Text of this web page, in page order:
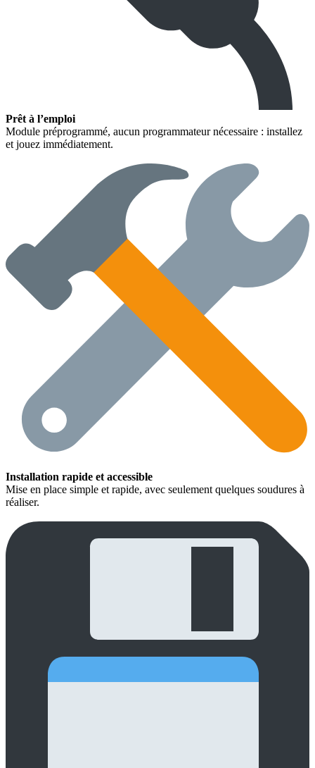
Prêt à l’emploi
Module préprogrammé, aucun programmateur nécessaire : installez
et jouez immédiatement.
Installation rapide et accessible
Mise en place simple et rapide, avec seulement quelques soudures à
réaliser.